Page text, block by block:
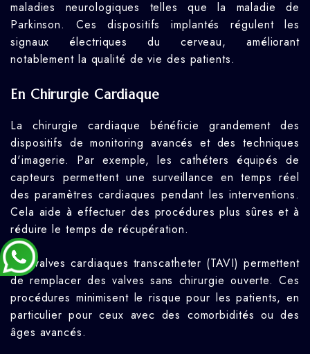
maladies neurologiques telles que la maladie de
Parkinson. Ces dispositifs implantés régulent les
signaux électriques du cerveau, améliorant
notablement la qualité de vie des patients.
En Chirurgie Cardiaque
La chirurgie cardiaque bénéficie grandement des
dispositifs de monitoring avancés et des techniques
d'imagerie. Par exemple, les cathéters équipés de
capteurs permettent une surveillance en temps réel
des paramètres cardiaques pendant les interventions.
Cela aide à effectuer des procédures plus sûres et à
réduire le temps de récupération.
Les valves cardiaques transcatheter (TAVI) permettent
de remplacer des valves sans chirurgie ouverte. Ces
procédures minimisent le risque pour les patients, en
particulier pour ceux avec des comorbidités ou des
âges avancés.